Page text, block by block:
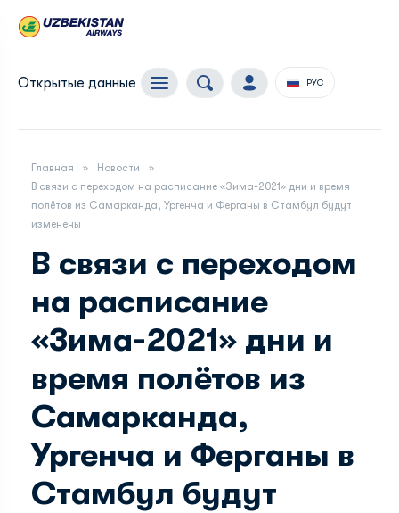
Открытые данные РУС
Главная
Новости
В связи с переходом на расписание «Зима-2021» дни и время
полётов из Самарканда, Ургенча и Ферганы в Стамбул будут
изменены
В связи с переходом
на расписание
«Зима-2021» дни и
время полётов из
Самарканда,
Ургенча и Ферганы в
Стамбул будут